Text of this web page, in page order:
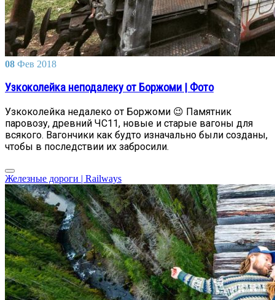
08 Фев 2018
Узкоколейка неподалеку от Боржоми | Фото
Узкоколейка недалеко от Боржоми 😉 Памятник
паровозу, древний ЧС11, новые и старые вагоны для
всякого. Вагончики как будто изначально были созданы,
чтобы в последствии их забросили.
Железные дороги | Railways